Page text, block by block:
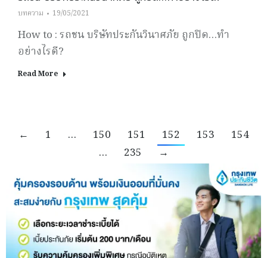
บทความ 19/05/2021
How to : รถชน บริษัทประกันวินาศภัย ถูกปิด…ทำ
อย่างไรดี?
Read More
← 1 … 150 151 152 153
154
…
235 →